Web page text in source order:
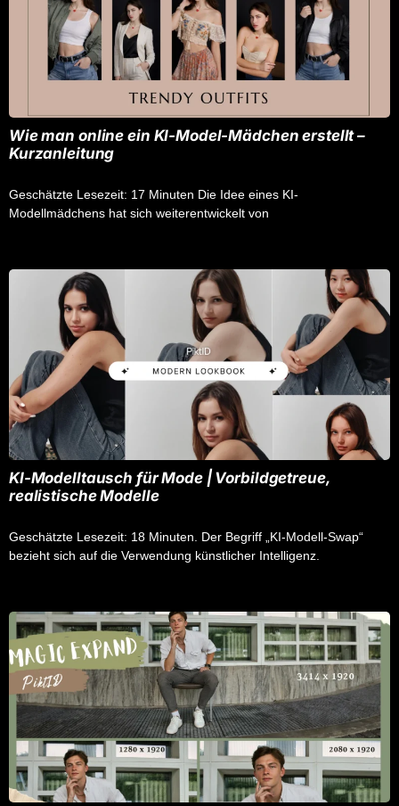
Wie man online ein KI-Model-Mädchen erstellt –
Kurzanleitung
Geschätzte Lesezeit: 17 Minuten Die Idee eines KI-
Modellmädchens hat sich weiterentwickelt von
KI-Modelltausch für Mode | Vorbildgetreue,
realistische Modelle
Geschätzte Lesezeit: 18 Minuten. Der Begriff „KI-Modell-Swap“
bezieht sich auf die Verwendung künstlicher Intelligenz.